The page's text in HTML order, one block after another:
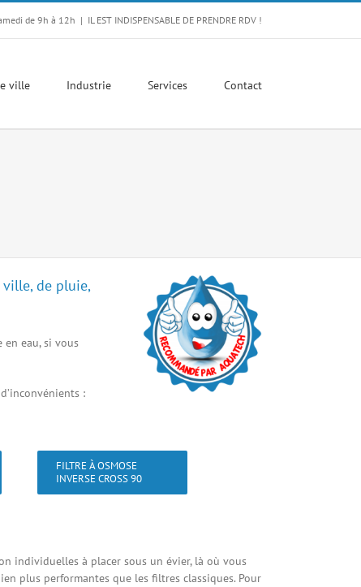
de 9h à 12h | IL EST INDISPENSABLE DE PRENDRE RDV !
ville Industrie Services Contact
de pluie,
eau, si vous
:
FILTRE À OSMOSE
INVERSE CROSS 90
individuelles à placer sous un évier, là où vous
plus performantes que les filtres classiques. Pour